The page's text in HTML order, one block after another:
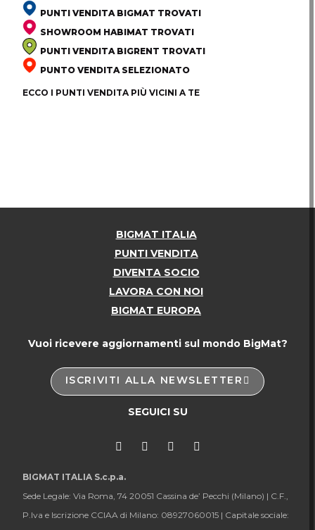
PUNTI VENDITA BIGMAT TROVATI
SHOWROOM HABIMAT TROVATI
PUNTI VENDITA BIGRENT TROVATI
PUNTO VENDITA SELEZIONATO
ECCO I PUNTI VENDITA PIÙ VICINI A TE
BIGMAT ITALIA
PUNTI VENDITA
DIVENTA SOCIO
LAVORA CON NOI
BIGMAT EUROPA
Vuoi ricevere aggiornamenti sul mondo BigMat?
ISCRIVITI ALLA NEWSLETTER
SEGUICI SU
BIGMAT ITALIA S.c.p.a.
Sede Legale: Via Roma, 74 20051 Cassina de’ Pecchi (Milano) | C.F.,
P.Iva e Iscrizione CCIAA di Milano: 08927060015 | Capitale sociale: